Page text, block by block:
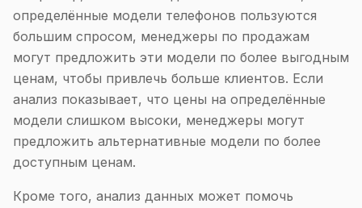
определённые модели телефонов пользуются
большим спросом, менеджеры по продажам
могут предложить эти модели по более выгодным
ценам, чтобы привлечь больше клиентов. Если
анализ показывает, что цены на определённые
модели слишком высоки, менеджеры могут
предложить альтернативные модели по более
доступным ценам.
Кроме того, анализ данных может помочь